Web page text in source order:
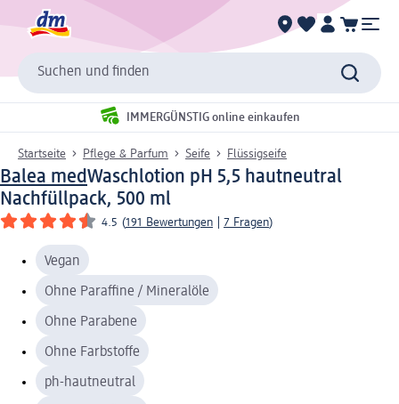
Suchen und finden
IMMERGÜNSTIG online einkaufen
Startseite Pflege & Parfum Seife Flüssigseife
Balea medWaschlotion pH 5,5 hautneutral
Nachfüllpack, 500 ml
4.5 (191 Bewertungen 7 Fragen)
Vegan
Ohne Paraffine / Mineralöle
Ohne Parabene
Ohne Farbstoffe
ph-hautneutral